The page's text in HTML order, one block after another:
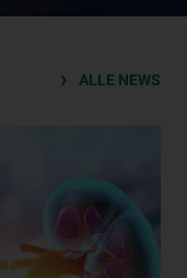
ALLE NEWS